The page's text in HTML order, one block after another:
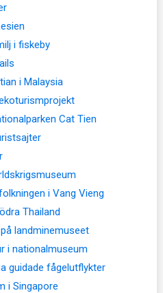
i fiskeby
i Malaysia
Cat Tien
i Vang Vieng
Thailand
landminemuseet
i nationalmuseum
guidade fågelutflykter
i Singapore